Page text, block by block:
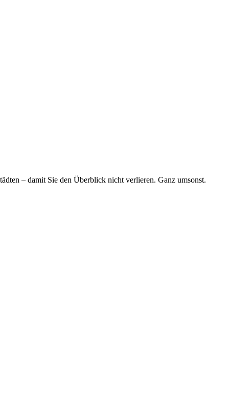
– damit Sie den Überblick nicht verlieren. Ganz umsonst.